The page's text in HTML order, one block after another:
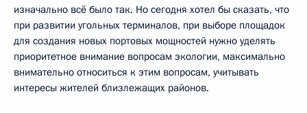
изначально всё было так. Но сегодня хотел бы сказать, что
при развитии угольных терминалов, при выборе площадок
для создания новых портовых мощностей нужно уделять
приоритетное внимание вопросам экологии, максимально
внимательно относиться к этим вопросам, учитывать
интересы жителей близлежащих районов.